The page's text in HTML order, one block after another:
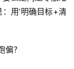
用‘明确目标+清
偏？